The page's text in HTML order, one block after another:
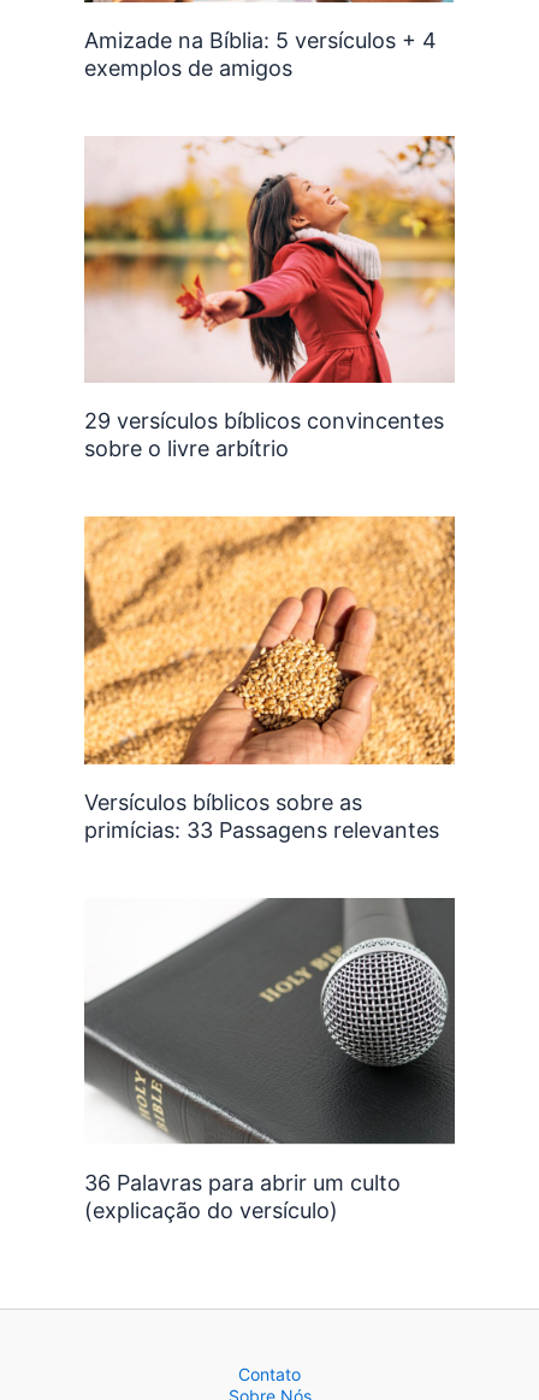
Amizade na Bíblia: 5 versículos + 4
exemplos de amigos
29 versículos bíblicos convincentes
sobre o livre arbítrio
Versículos bíblicos sobre as
primícias: 33 Passagens relevantes
36 Palavras para abrir um culto
(explicação do versículo)
Contato
Sobre Nós